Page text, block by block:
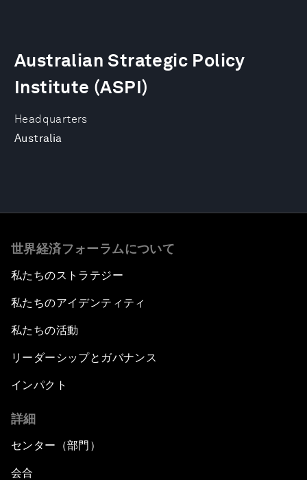
Headquarters
Australia
Australian Strategic Policy
Institute (ASPI)
世界経済フォーラムについて
私たちのストラテジー
私たちのアイデンティティ
私たちの活動
リーダーシップとガバナンス
インパクト
詳細
センター（部門）
会合